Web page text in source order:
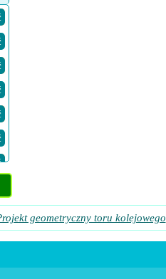
geometryczny toru kolejowego